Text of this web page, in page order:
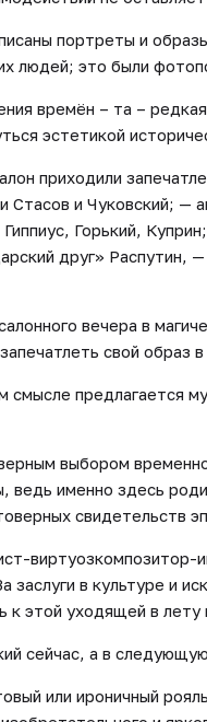
портреты и
людей; это были
времён – та –
эстетикой
приходили
Стасов и Чуковский; —
Горький,
друг» Распутин,
вечера в
свой образ
предлагается
выбором
ведь именно здесь
свидетельств
виртуозкомпозитор-
заслуги в культуре и
к этой уходящей в лету
сейчас, а в
или ироничный